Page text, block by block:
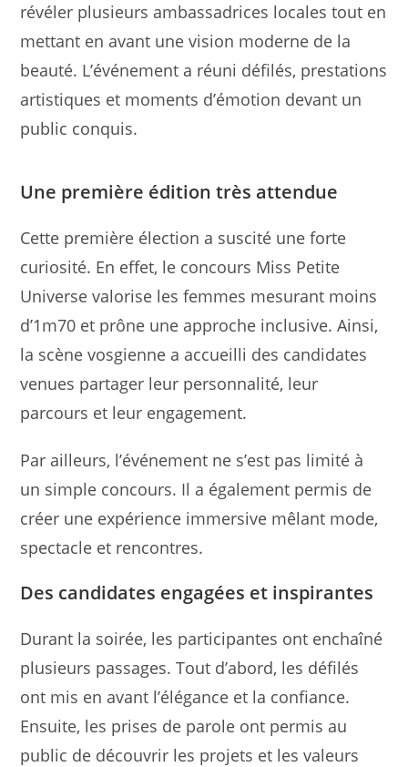
révéler plusieurs ambassadrices locales tout en
mettant en avant une vision moderne de la
beauté. L’événement a réuni défilés, prestations
artistiques et moments d’émotion devant un
public conquis.
Une première édition très attendue
Cette première élection a suscité une forte
curiosité. En effet, le concours Miss Petite
Universe valorise les femmes mesurant moins
d’1m70 et prône une approche inclusive. Ainsi,
la scène vosgienne a accueilli des candidates
venues partager leur personnalité, leur
parcours et leur engagement.
Par ailleurs, l’événement ne s’est pas limité à
un simple concours. Il a également permis de
créer une expérience immersive mêlant mode,
spectacle et rencontres.
Des candidates engagées et inspirantes
Durant la soirée, les participantes ont enchaîné
plusieurs passages. Tout d’abord, les défilés
ont mis en avant l’élégance et la confiance.
Ensuite, les prises de parole ont permis au
public de découvrir les projets et les valeurs